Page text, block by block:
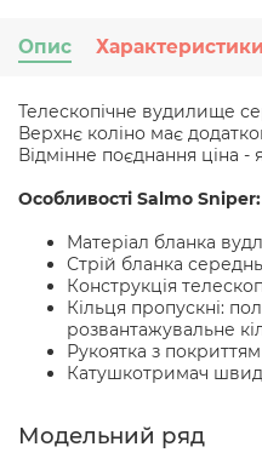
Опис Характеристики
Телескопічне вудилище
Верхнє коліно має
Відмінне поєднання ціна -
Особливості Salmo Sniper:
Матеріал бланка
Стрій бланка
Конструкція
Кільця пропускні:
розвантажувальне
Рукоятка з покриттям
Катушкотримач
Модельний ряд